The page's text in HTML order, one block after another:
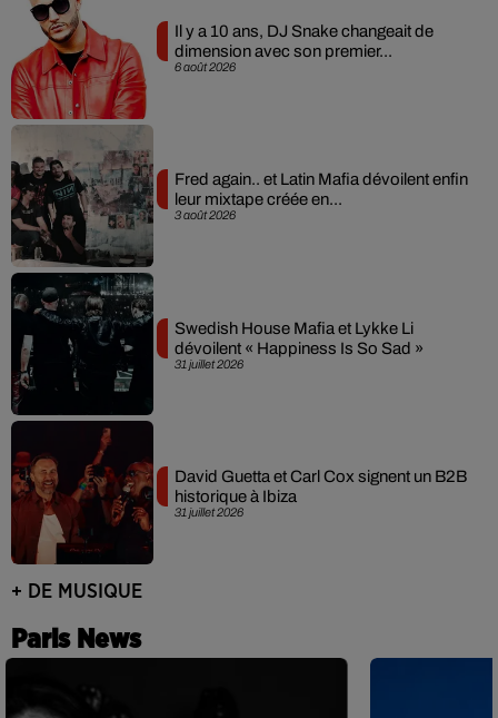
6 août 2026
Il y a 10 ans, DJ Snake changeait de
dimension avec son premier...
3 août 2026
Fred again.. et Latin Mafia dévoilent enfin
leur mixtape créée en...
31 juillet 2026
Swedish House Mafia et Lykke Li
dévoilent « Happiness Is So Sad »
31 juillet 2026
David Guetta et Carl Cox signent un B2B
historique à Ibiza
+ DE MUSIQUE
Paris News